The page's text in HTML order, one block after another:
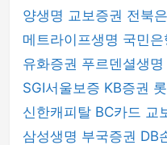
양생명 교보증권 전북
메트라이프생명 국민은
유화증권 푸르덴셜생명
SGI서울보증 KB증권
신한캐피탈 BC카드 교
삼성생명 부국증권 DB